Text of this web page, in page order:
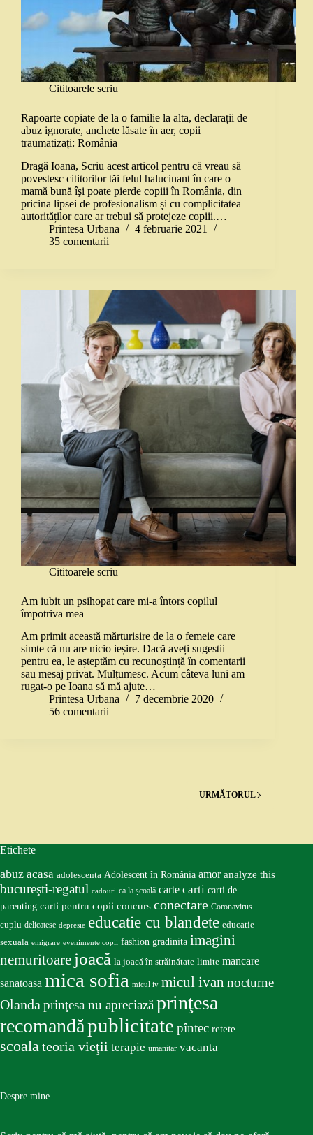
Cititoarele scriu
Rapoarte copiate de la o familie la alta, declarații de
abuz ignorate, anchete lăsate în aer, copii
traumatizați: România
Dragă Ioana, Scriu acest articol pentru că vreau să
povestesc cititorilor tăi felul halucinant în care o
mamă bună îşi poate pierde copiii în România, din
pricina lipsei de profesionalism și cu complicitatea
autorităților care ar trebui să protejeze copiii.…
Printesa Urbana
4 februarie 2021
35 comentarii
Cititoarele scriu
Am iubit un psihopat care mi-a întors copilul
împotriva mea
Am primit această mărturisire de la o femeie care
simte că nu are nicio ieșire. Dacă aveți sugestii
pentru ea, le așteptăm cu recunoștință în comentarii
sau mesaj privat. Mulțumesc. Acum câteva luni am
rugat-o pe Ioana să mă ajute…
Printesa Urbana
7 decembrie 2020
56 comentarii
URMĂTORUL
Etichete
abuz acasa adolescenta Adolescent în România amor analyze this
bucureşti-regatul cadouri ca la școală carte carti carti de
parenting carti pentru copii concurs conectare Coronavirus
cuplu delicatese depresie educatie cu blandete educatie
sexuala emigrare evenimente copii fashion gradinita imagini
nemuritoare joacă la joacă în străinătate limite mancare
sanatoasa mica sofia micul iv micul ivan nocturne
Olandaprinţesa nu apreciazăprinţesa
recomandăpublicitate pîntec retete
scoalateoria vieţii terapie umanitar vacanta
Despre mine